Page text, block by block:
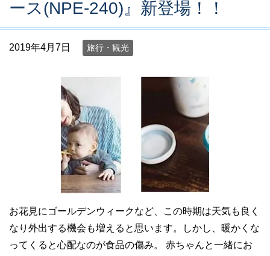
ース(NPE-240)』新登場！！
2019年4月7日 旅行・観光
お花見にゴールデンウィークなど、この時期は天気も良く
なり外出する機会も増えると思います。しかし、暖かくな
ってくると心配なのが食品の傷み。 赤ちゃんと一緒にお